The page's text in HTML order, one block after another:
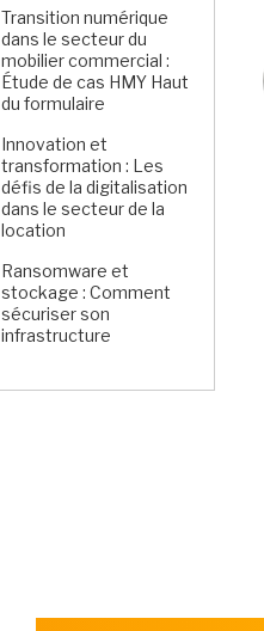
Transition numérique
dans le secteur du
mobilier commercial :
Étude de cas HMY Haut
du formulaire
Innovation et
transformation : Les
défis de la digitalisation
dans le secteur de la
location
Ransomware et
stockage : Comment
sécuriser son
infrastructure